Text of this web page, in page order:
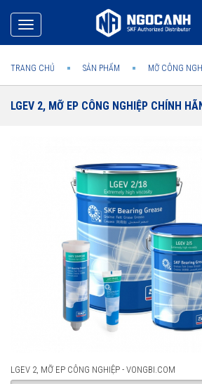
Toggle
navigation
TRANG CHỦ SẢN PHẨM MỠ CÔNG
LGEV 2, MỠ EP CÔNG NGHIỆP CHÍNH
LGEV 2, MỠ EP CÔNG NGHIỆP - VONGBI.COM